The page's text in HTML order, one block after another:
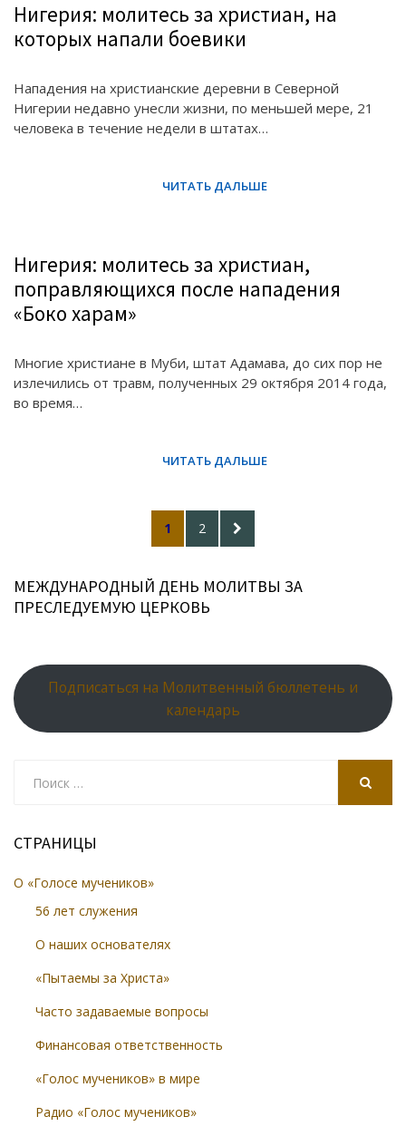
Нигерия: молитесь за христиан, на
которых напали боевики
Нападения на христианские деревни в Северной
Нигерии недавно унесли жизни, по меньшей мере, 21
человека в течение недели в штатах…
Нигерия: молитесь за христиан,
поправляющихся после нападения
«Боко харам»
Многие христиане в Муби, штат Адамава, до сих пор не
излечились от травм, полученных 29 октября 2014 года,
во время…
PAGE
1 PAGE
2
NEXT
PAGE
МЕЖДУНАРОДНЫЙ ДЕНЬ МОЛИТВЫ ЗА
ПРЕСЛЕДУЕМУЮ ЦЕРКОВЬ
Подписаться на Молитвенный бюллетень и
календарь
СТРАНИЦЫ
О «Голосе мучеников»
56 лет служения
О наших основателях
«Пытаемы за Христа»
Часто задаваемые вопросы
Финансовая ответственность
«Голос мучеников» в мире
Радио «Голос мучеников»